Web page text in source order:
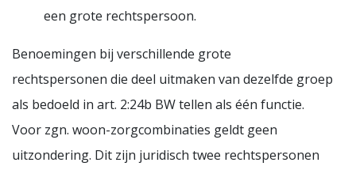
een grote rechtspersoon.
Benoemingen bij verschillende grote
rechtspersonen die deel uitmaken van dezelfde groep
als bedoeld in art. 2:24b BW tellen als één functie.
Voor zgn. woon-zorgcombinaties geldt geen
uitzondering. Dit zijn juridisch twee rechtspersonen